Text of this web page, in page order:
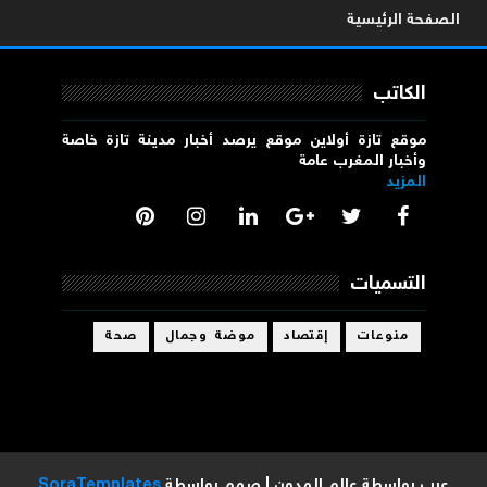
الصفحة الرئيسية
الكاتب
موقع تازة أولاين موقع يرصد أخبار مدينة تازة خاصة
وأخبار المغرب عامة
المزيد
التسميات
منوعات إقتصاد موضة وجمال صحة